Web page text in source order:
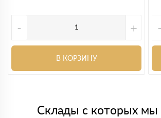
- +
В КОРЗИНУ
-
Склады с которых мы